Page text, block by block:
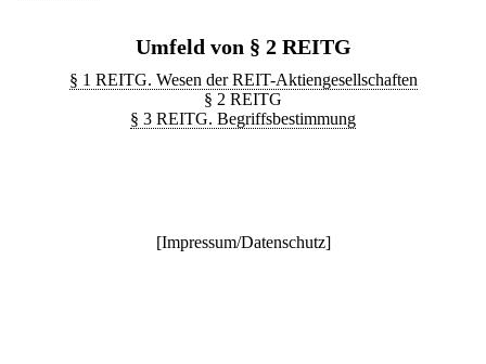
Umfeld von § 2 REITG
§ 1 REITG. Wesen der REIT-Aktiengesellschaften
§ 2 REITG
§ 3 REITG. Begriffsbestimmung
[Impressum/Datenschutz]